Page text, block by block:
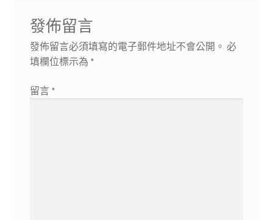
發佈留言
發佈留言必須填寫的電子郵件地址不會公開。 必
填欄位標示為 *
留言 *